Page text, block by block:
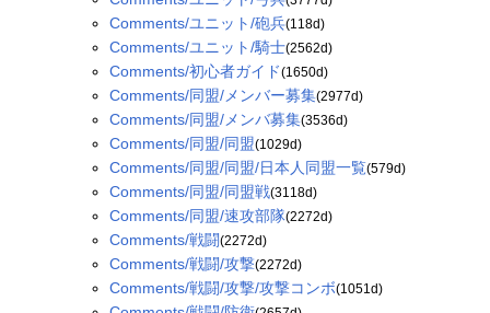
Comments/ユニット/砲兵(118d)
Comments/ユニット/騎士(2562d)
Comments/初心者ガイド(1650d)
Comments/同盟/メンバー募集(2977d)
Comments/同盟/メンバ募集(3536d)
Comments/同盟/同盟(1029d)
Comments/同盟/同盟/日本人同盟一覧(579d)
Comments/同盟/同盟戦(3118d)
Comments/同盟/速攻部隊(2272d)
Comments/戦闘(2272d)
Comments/戦闘/攻撃(2272d)
Comments/戦闘/攻撃/攻撃コンボ(1051d)